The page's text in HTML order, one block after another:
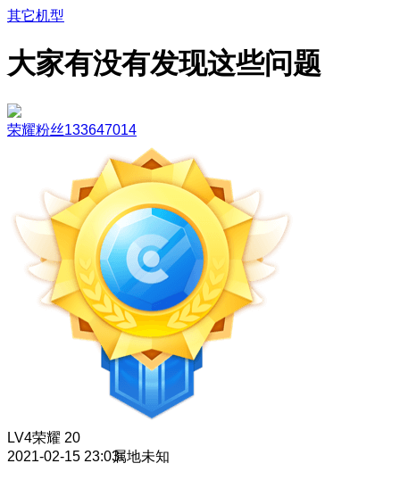
其它机型
大家有没有发现这些问题
荣耀粉丝133647014
LV4荣耀 20
2021-02-15 23:03属地未知